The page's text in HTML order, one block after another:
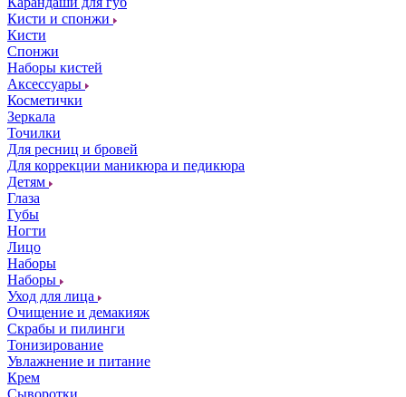
Кисти и спонжи
Кисти
Спонжи
Наборы кистей
Аксессуары
Косметички
Зеркала
Точилки
Для ресниц и бровей
Для коррекции маникюра и педикюра
Детям
Глаза
Губы
Ногти
Лицо
Наборы
Наборы
Уход для лица
Очищение и демакияж
Скрабы и пилинги
Тонизирование
Увлажнение и питание
Крем